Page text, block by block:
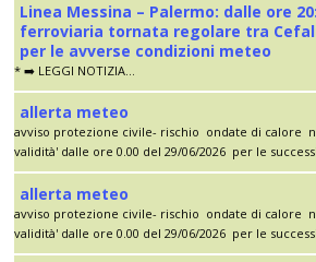
Linea Messina – Palermo: dalle ore
ferroviaria tornata regolare tra
per le avverse condizioni meteo
* ➡️ LEGGI NOTIZIA...
allerta meteo
avviso protezione civile- rischio ondate di calore n.
validità' dalle ore 0.00 del 29/06/2026 per le
allerta meteo
avviso protezione civile- rischio ondate di calore n.
validità' dalle ore 0.00 del 29/06/2026 per le